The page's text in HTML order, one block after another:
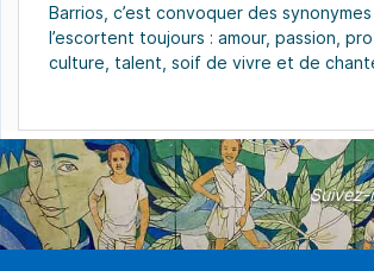
Barrios, c’est convoquer des
l’escortent toujours : amour, passion,
culture, talent, soif de vivre et de
sonores qui éveillent des rêves.
Suivez-